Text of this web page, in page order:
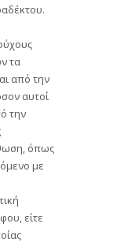
τα
από την
αυτοί
την
όπως
με
είτε